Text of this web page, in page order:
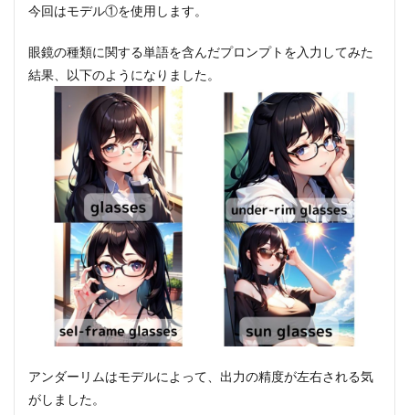
今回はモデル①を使用します。
眼鏡の種類に関する単語を含んだプロンプトを入力してみた
結果、以下のようになりました。
アンダーリムはモデルによって、出力の精度が左右される気
がしました。